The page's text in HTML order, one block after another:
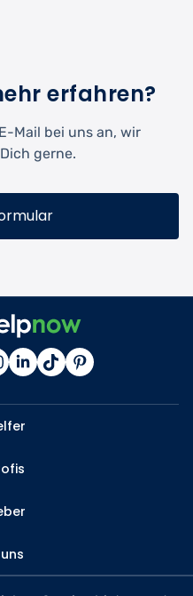
erfahren?
Mail bei uns an, wir
gerne.